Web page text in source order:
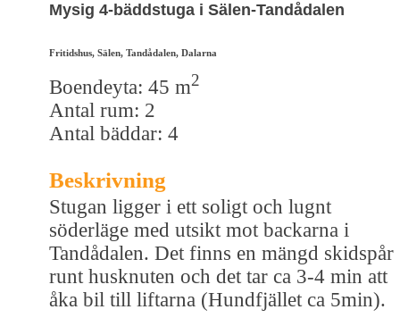
Mysig 4-bäddstuga i Sälen-Tandådalen
Fritidshus, Sälen, Tandådalen, Dalarna
Boendeyta: 45 m2
Antal rum: 2
Antal bäddar: 4
Beskrivning
Stugan ligger i ett soligt och lugnt
söderläge med utsikt mot backarna i
Tandådalen. Det finns en mängd skidspår
runt husknuten och det tar ca 3-4 min att
åka bil till liftarna (Hundfjället ca 5min).